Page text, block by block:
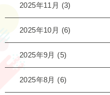
2025年11月 (3)
2025年10月 (6)
2025年9月 (5)
2025年8月 (6)